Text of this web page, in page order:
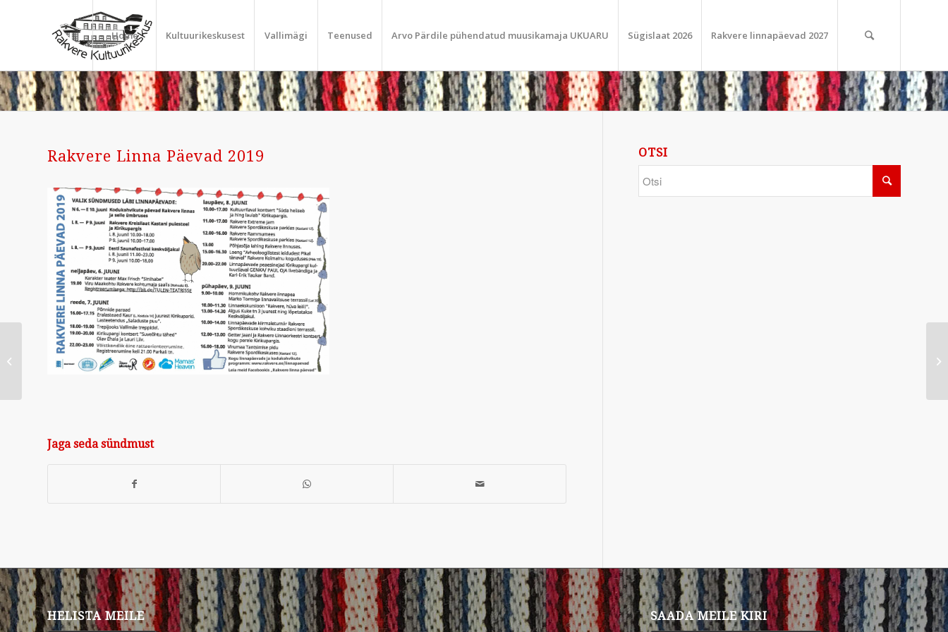
Home Kultuurikeskusest Vallimägi Teenused Arvo Pärdile pühendatud muusikamaja UKUARU Sügislaat 2026 Rakvere linnapäevad 2027
Rakvere Linna Päevad 2019
Jaga seda sündmust
OTSI
HELISTA MEILE SAADA MEILE KIRI
Kodukohvikud 6. – 10.